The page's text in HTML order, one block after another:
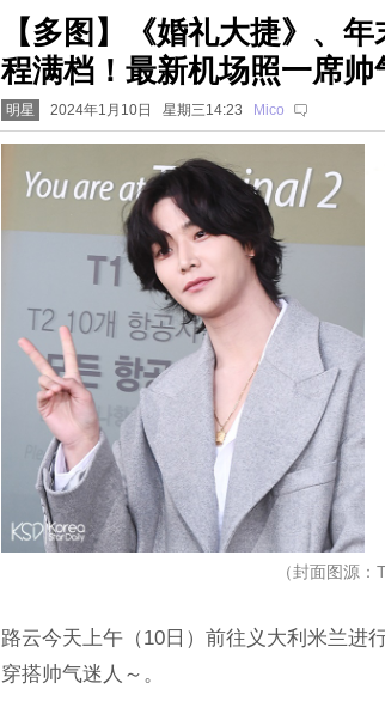
【多图】《婚礼大捷》、
程满档！最新机场照一席
明星 2024年1月10日 星期三14:23 Mico
（封面图源：
路云今天上午（10日）前往义大利米兰进
穿搭帅气迷人～。